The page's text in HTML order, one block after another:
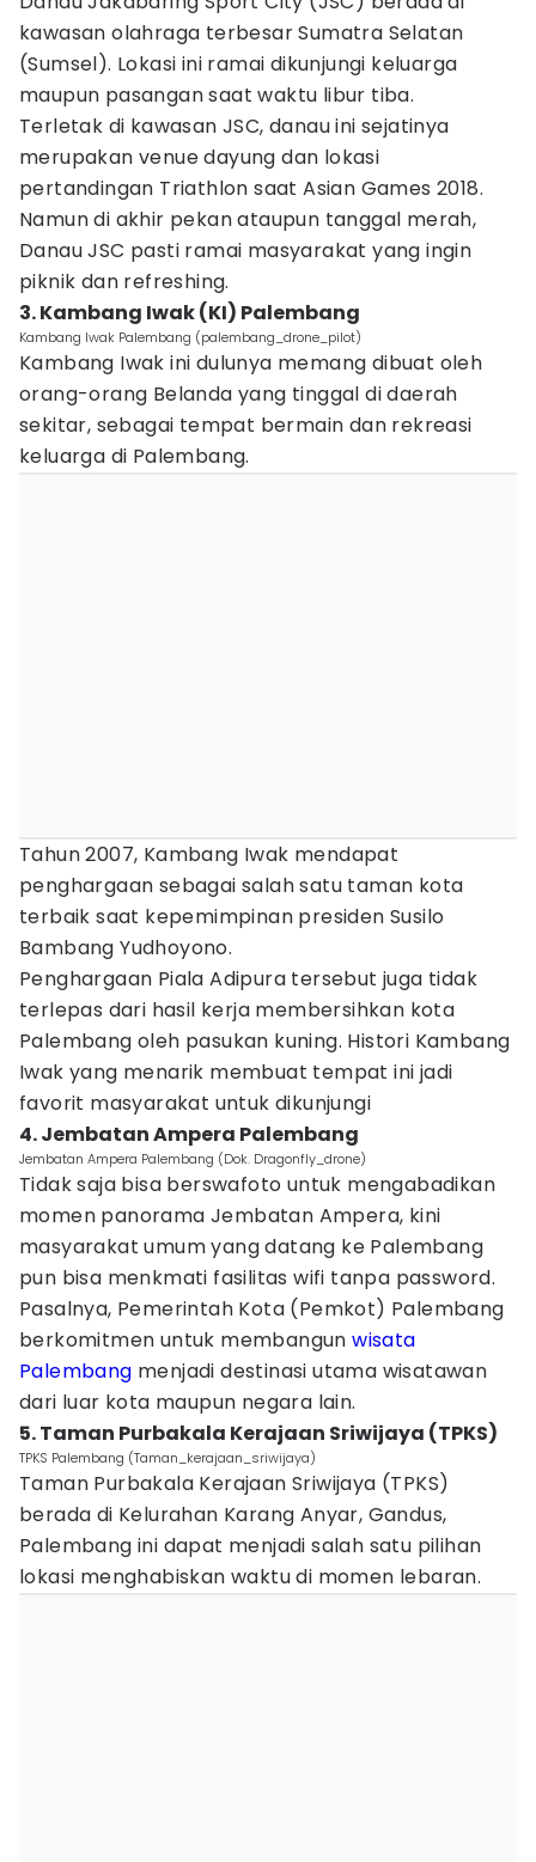
kawasan olahraga terbesar Sumatra Selatan
(Sumsel). Lokasi ini ramai dikunjungi keluarga
maupun pasangan saat waktu libur tiba.
Terletak di kawasan JSC, danau ini sejatinya
merupakan venue dayung dan lokasi
pertandingan Triathlon saat Asian Games 2018.
Namun di akhir pekan ataupun tanggal merah,
Danau JSC pasti ramai masyarakat yang ingin
piknik dan refreshing.
3. Kambang Iwak (KI) Palembang
Kambang Iwak Palembang (palembang_drone_pilot)
Kambang Iwak ini dulunya memang dibuat oleh
orang-orang Belanda yang tinggal di daerah
sekitar, sebagai tempat bermain dan rekreasi
keluarga di Palembang.
Tahun 2007, Kambang Iwak mendapat
penghargaan sebagai salah satu taman kota
terbaik saat kepemimpinan presiden Susilo
Bambang Yudhoyono.
Penghargaan Piala Adipura tersebut juga tidak
terlepas dari hasil kerja membersihkan kota
Palembang oleh pasukan kuning. Histori Kambang
Iwak yang menarik membuat tempat ini jadi
favorit masyarakat untuk dikunjungi
4. Jembatan Ampera Palembang
Jembatan Ampera Palembang (Dok. Dragonfly_drone)
Tidak saja bisa berswafoto untuk mengabadikan
momen panorama Jembatan Ampera, kini
masyarakat umum yang datang ke Palembang
pun bisa menkmati fasilitas wifi tanpa password.
Pasalnya, Pemerintah Kota (Pemkot) Palembang
berkomitmen untuk membangunwisata
Palembang menjadi destinasi utama wisatawan
dari luar kota maupun negara lain.
5. Taman Purbakala Kerajaan Sriwijaya (TPKS)
TPKS Palembang (Taman_kerajaan_sriwijaya)
Taman Purbakala Kerajaan Sriwijaya (TPKS)
berada di Kelurahan Karang Anyar, Gandus,
Palembang ini dapat menjadi salah satu pilihan
lokasi menghabiskan waktu di momen lebaran.